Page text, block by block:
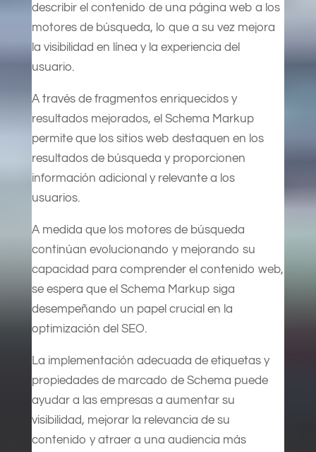
describir el contenido de una página web a los
motores de búsqueda, lo que a su vez mejora
la visibilidad en línea y la experiencia del
usuario.
A través de fragmentos enriquecidos y
resultados mejorados, el Schema Markup
permite que los sitios web destaquen en los
resultados de búsqueda y proporcionen
información adicional y relevante a los
usuarios.
A medida que los motores de búsqueda
continúan evolucionando y mejorando su
capacidad para comprender el contenido web,
se espera que el Schema Markup siga
desempeñando un papel crucial en la
optimización del SEO.
La implementación adecuada de etiquetas y
propiedades de marcado de Schema puede
ayudar a las empresas a aumentar su
visibilidad, mejorar la relevancia de su
contenido y atraer a una audiencia más